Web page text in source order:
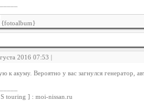
{fotoalbum}
2016 07:53 |
к акуму. Вероятно у вас загнулся генератор,
touring ] : moi-nissan.ru